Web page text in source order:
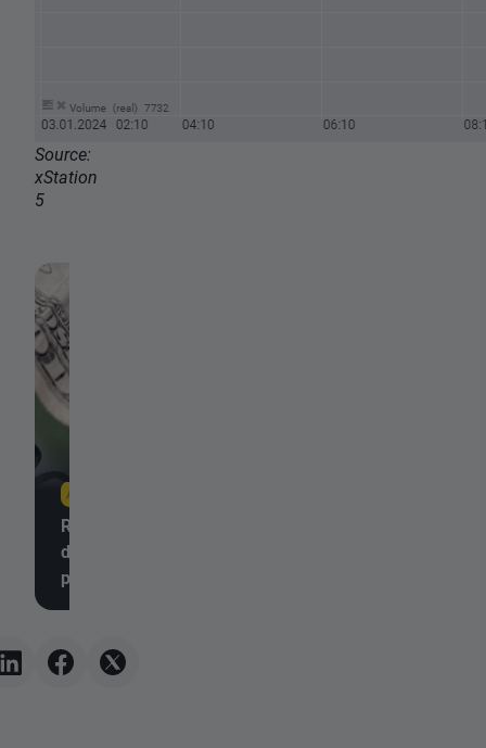
Source:
xStation
5
Résumé quotidien : le
dollar s'effondre après la
publication des chiffres de